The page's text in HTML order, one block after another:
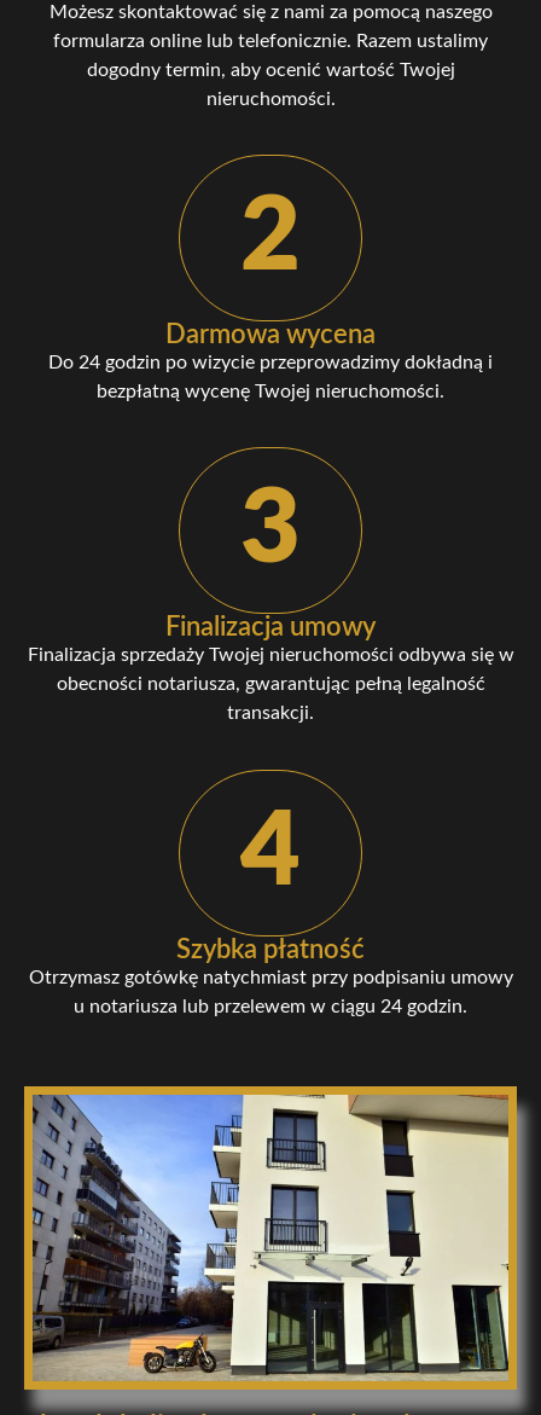
Możesz skontaktować się z nami za pomocą naszego
formularza online lub telefonicznie. Razem ustalimy
dogodny termin, aby ocenić wartość Twojej
nieruchomości.
2
Darmowa wycena
Do 24 godzin po wizycie przeprowadzimy dokładną i
bezpłatną wycenę Twojej nieruchomości.
3
Finalizacja umowy
Finalizacja sprzedaży Twojej nieruchomości odbywa się w
obecności notariusza, gwarantując pełną legalność
transakcji.
4
Szybka płatność
Otrzymasz gotówkę natychmiast przy podpisaniu umowy
u notariusza lub przelewem w ciągu 24 godzin.